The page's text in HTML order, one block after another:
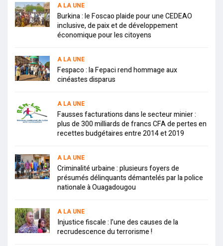
A LA UNE
Burkina : le Foscao plaide pour une CEDEAO
inclusive, de paix et de développement
économique pour les citoyens
A LA UNE
Fespaco : la Fepaci rend hommage aux
cinéastes disparus
A LA UNE
Fausses facturations dans le secteur minier :
plus de 300 milliards de francs CFA de pertes en
recettes budgétaires entre 2014 et 2019
A LA UNE
Criminalité urbaine : plusieurs foyers de
présumés délinquants démantelés par la police
nationale à Ouagadougou
A LA UNE
Injustice fiscale : l’une des causes de la
recrudescence du terrorisme !